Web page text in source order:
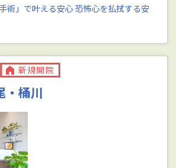
術」で叶える安心 恐怖心を払拭する安
新規開院
・桶川